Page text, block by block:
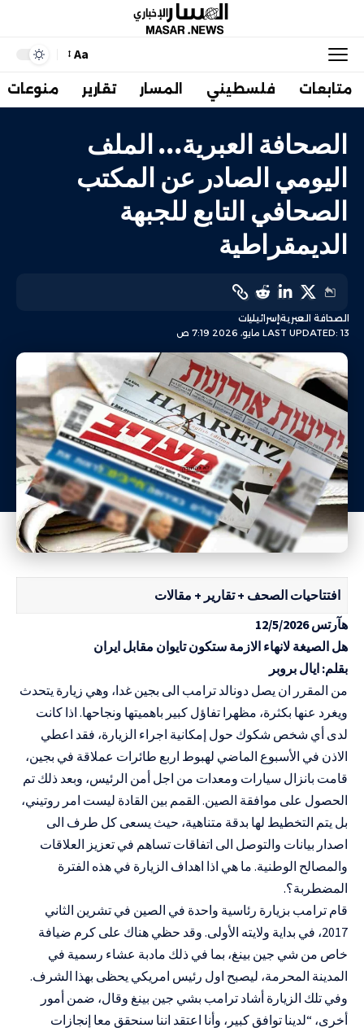
Aa
متابعات فلسطيني المسار تقارير منوعات
الصحافة العبرية… الملف
اليومي الصادر عن المكتب
الصحافي التابع للجبهة
الديمقراطية
LAST UPDATED: 13 مايو، 2026 7:19 ص
الصحافة العبريةإسرائيليات
افتتاحيات الصحف + تقارير + مقالات
هآرتس 12/5/2026
هل الصيغة لانهاء الازمة ستكون تايوان مقابل ايران
بقلم: ايال بروبر
من المقرر ان يصل دونالد ترامب الى بجين غدا، وهي زيارة يتحدث
ويغرد عنها بكثرة، مظهرا تفاؤل كبير باهميتها ونجاحها. اذا كانت
لدى أي شخص شكوك حول إمكانية اجراء الزيارة، فقد اعطي
الاذن في الأسبوع الماضي لهبوط اربع طائرات عملاقة في بجين،
قامت بانزال سيارات ومعدات من اجل أمن الرئيس، وبعد ذلك تم
الحصول على موافقة الصين. القمم بين القادة ليست امر روتيني،
بل يتم التخطيط لها بدقة متناهية، حيث يسعى كل طرف الى
اصدار بيانات والتوصل الى اتفاقات تساهم في تعزيز العلاقات
والمصالح الوطنية. ما هي اذا اهداف الزيارة في هذه الفترة
المضطربة؟.
قام ترامب بزيارة رئاسية واحدة في الصين في تشرين الثاني
2017، في بداية ولايته الأولى. وقد حظي هناك على كرم ضيافة
خاص من شي جين بينغ، بما في ذلك مادبة عشاء رسمية في
المدينة المحرمة، ليصبح اول رئيس امريكي يحظى بهذا الشرف.
وفي تلك الزيارة أشاد ترامب بشي جين بينغ وقال، ضمن أمور
أخرى، “لدينا توافق كبير، وأنا اعتقد اننا سنحقق معا إنجازات